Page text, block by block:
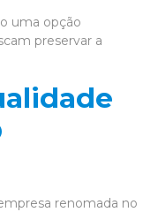
uma opção
preservar a
renomada no